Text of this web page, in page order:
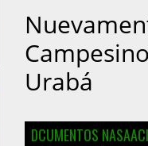
Urabá
DCUMENTOS